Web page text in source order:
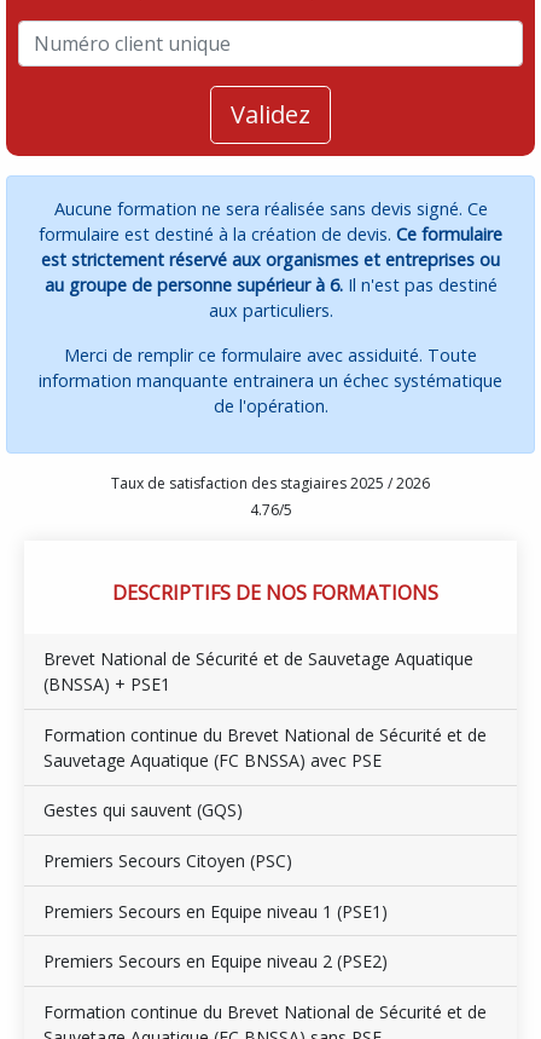
Validez
Aucune formation ne sera réalisée sans devis signé. Ce
formulaire est destiné à la création de devis. Ce formulaire
est strictement réservé aux organismes et entreprises ou
au groupe de personne supérieur à 6. Il n'est pas destiné
aux particuliers.
Merci de remplir ce formulaire avec assiduité. Toute
information manquante entrainera un échec systématique
de l'opération.
Taux de satisfaction des stagiaires 2025 / 2026
4.76/5
DESCRIPTIFS DE NOS FORMATIONS
Brevet National de Sécurité et de Sauvetage Aquatique
(BNSSA) + PSE1
Formation continue du Brevet National de Sécurité et de
Sauvetage Aquatique (FC BNSSA) avec PSE
Gestes qui sauvent (GQS)
Premiers Secours Citoyen (PSC)
Premiers Secours en Equipe niveau 1 (PSE1)
Premiers Secours en Equipe niveau 2 (PSE2)
Formation continue du Brevet National de Sécurité et de